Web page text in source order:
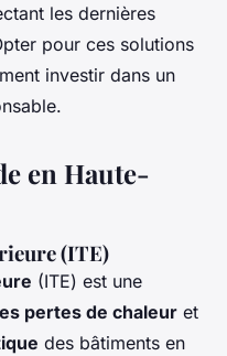
les dernières
pour ces solutions
investir dans un
en Haute-
(ITE)
(ITE) est une
pertes de chaleur et
des bâtiments en